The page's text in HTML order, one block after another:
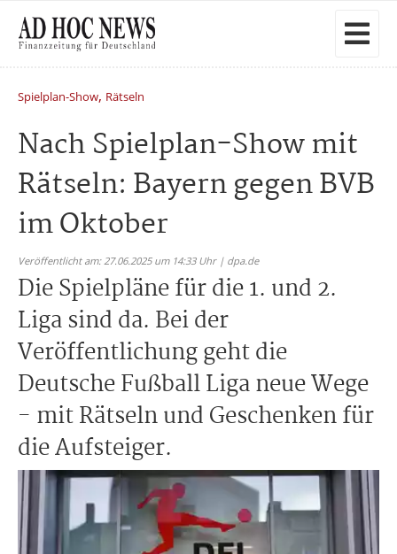
Spielplan-Show, Rätseln
Nach Spielplan-Show mit
Rätseln: Bayern gegen BVB
im Oktober
Veröffentlicht am: 27.06.2025 um 14:33 Uhr | dpa.de
Die Spielpläne für die 1. und 2.
Liga sind da. Bei der
Veröffentlichung geht die
Deutsche Fußball Liga neue Wege
- mit Rätseln und Geschenken für
die Aufsteiger.